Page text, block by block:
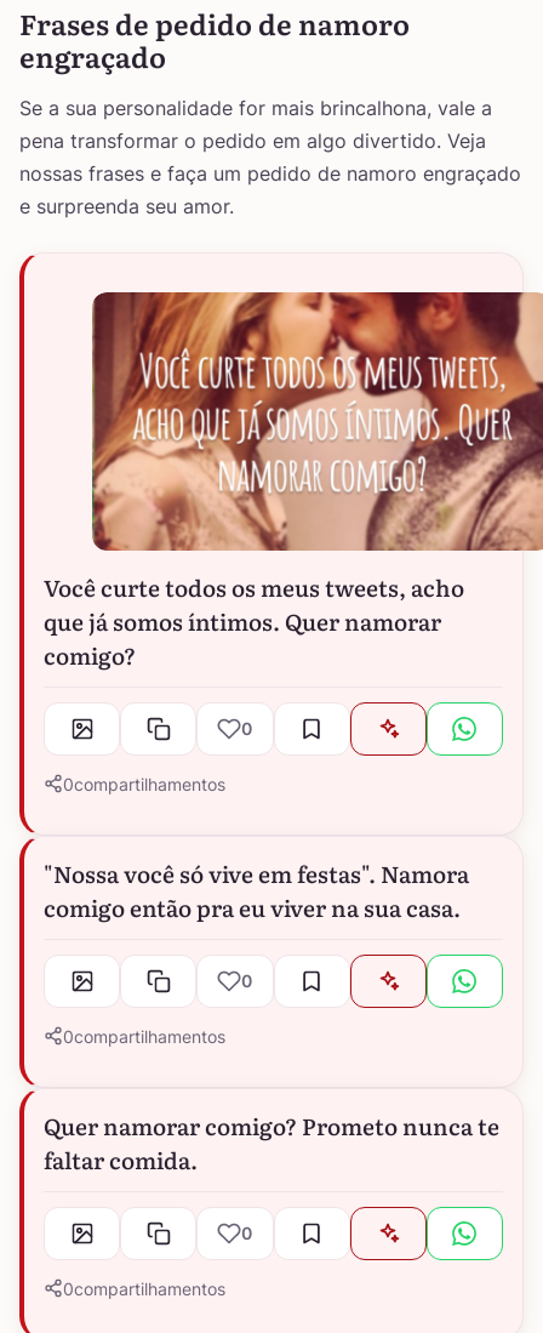
Frases de pedido de namoro
engraçado
Se a sua personalidade for mais brincalhona, vale a
pena transformar o pedido em algo divertido. Veja
nossas frases e faça um pedido de namoro engraçado
e surpreenda seu amor.
Você curte todos os meus tweets, acho
que já somos íntimos. Quer namorar
comigo?
0
0compartilhamentos
"Nossa você só vive em festas". Namora
comigo então pra eu viver na sua casa.
0
0compartilhamentos
Quer namorar comigo? Prometo nunca te
faltar comida.
0
0compartilhamentos